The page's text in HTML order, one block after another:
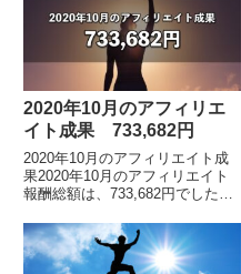
2020年10月のアフィリエ
イト成果 733,682円
2020年10月のアフィリエイト成
果2020年10月のアフィリエイト
報酬総額は、733,682円でした。
ォトップ管理画面のフォーマット
が変わりました。アフィリエイト
報...